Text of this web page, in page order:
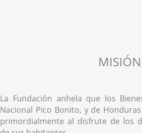
MISIÓN
La Fundación anhela que los
Nacional Pico Bonito, y de
primordialmente al disfrute de los